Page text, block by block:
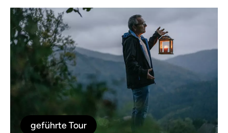
zerstört werden kann. Am Ende der Tour wird
den Teilnehmer:innen durch den direkten
Kontakt mit Bienen (am Bienenstand) die
Bedeutung dieser und anderer ökologischer
Funktionen noch bewusster, da sie eine
direkte Mensch-Tier-Erfahrung machen. Ziel
dieser Tour ist es, durch persönliches
Angreifen Zusammenhänge greifbar zu
machen, daher ist aktive Mitarbeit der
Teilnehmer:innen ausdrücklich erwünscht.
geführte Tour